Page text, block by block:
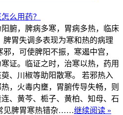
腑，脾病多寒，胃病多热，临床
脾胃失调多表现为寒和热的病理
，可使脾阳不振，寒遏中宫，
证。临证之时，治寒以热，药用
、川椒等助阳散寒。 若邪热入
，火毒内壅，胃腑传导失畅，则
、黄芩、栀子、黄柏、知母、石
见脾胃寒热错杂……继续阅读 »